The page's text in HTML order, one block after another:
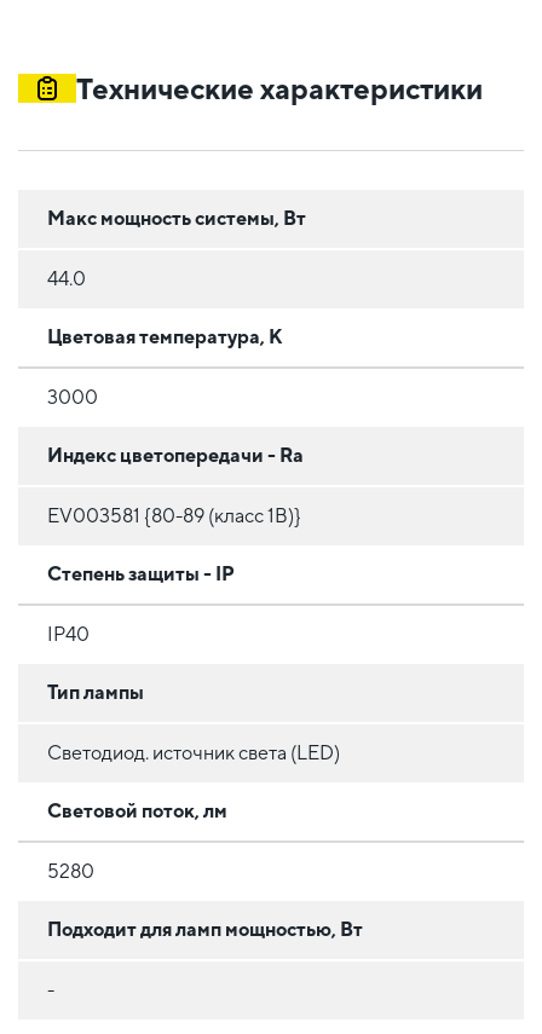
Технические характеристики
Макс мощность системы, Вт
44.0
Цветовая температура, К
3000
Индекс цветопередачи - Ra
EV003581 {80-89 (класс 1B)}
Степень защиты - IP
IP40
Тип лампы
Светодиод. источник света (LED)
Световой поток, лм
5280
Подходит для ламп мощностью, Вт
-